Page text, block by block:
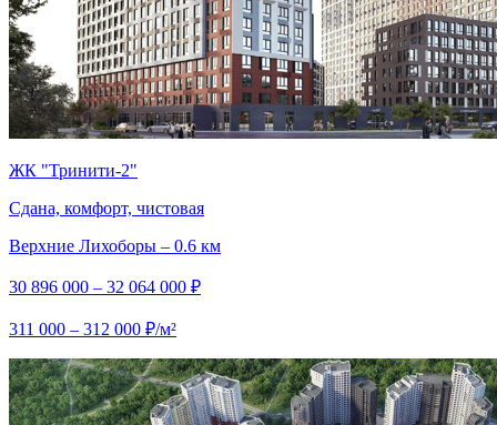
ЖК "Тринити-2"
Сдана, комфорт, чистовая
Верхние Лихоборы – 0.6 км
30 896 000 – 32 064 000 ₽
311 000 – 312 000 ₽/м²